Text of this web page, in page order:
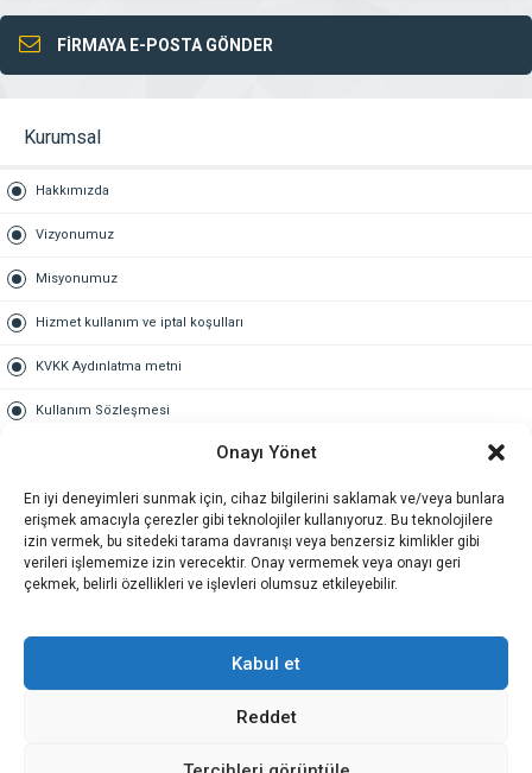
Onayı Yönet
En iyi deneyimleri sunmak için, cihaz bilgilerini saklamak ve/veya bunlara
erişmek amacıyla çerezler gibi teknolojiler kullanıyoruz. Bu teknolojilere
izin vermek, bu sitedeki tarama davranışı veya benzersiz kimlikler gibi
verileri işlememize izin verecektir. Onay vermemek veya onayı geri
çekmek, belirli özellikleri ve işlevleri olumsuz etkileyebilir.
Kabul et
Reddet
FİRMAYA E-POSTA GÖNDER
Kurumsal
Hakkımızda
Vizyonumuz
Misyonumuz
Hizmet kullanım ve iptal koşulları
KVKK Aydınlatma metni
Kullanım Sözleşmesi
Gold üyelik nedir
Kariyer